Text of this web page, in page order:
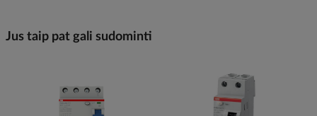
Jus taip pat gali sudominti